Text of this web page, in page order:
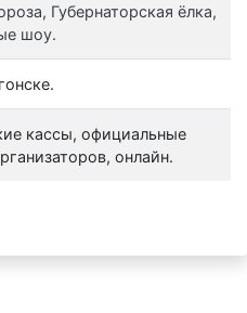
Губернаторская ёлка,
шоу.
кассы, официальные
онлайн.